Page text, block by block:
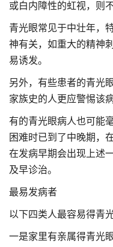
或白内障性的虹视，则
青光眼常见于中壮年，
神有关，如重大的精神
易诱发。
另外，有些患者的青光
家族史的人更应警惕该
有的青光眼病人也可能
困难时已到了中晚期，
在发病早期会出现上述
及早诊治。
最易发病者
以下四类人最容易得青光
一是家里有亲属得青光